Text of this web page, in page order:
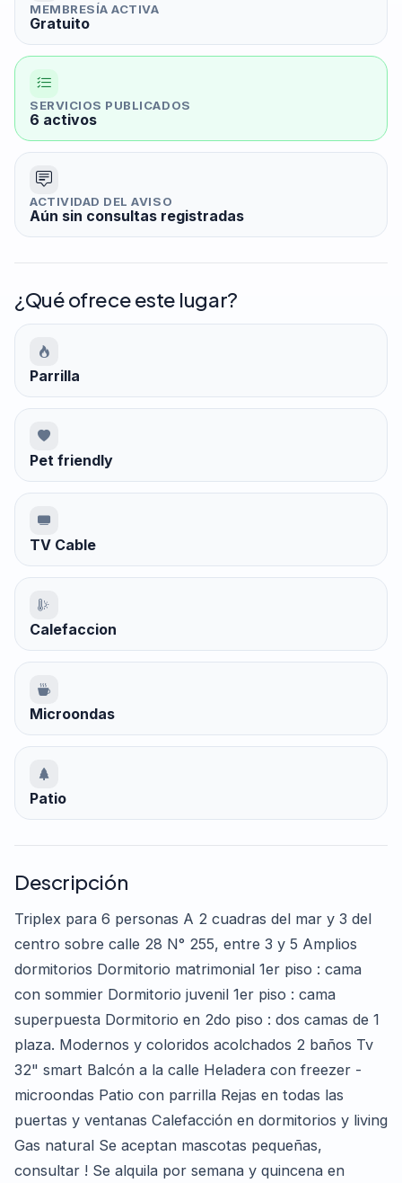
MEMBRESÍA ACTIVA
Gratuito
SERVICIOS PUBLICADOS
6 activos
ACTIVIDAD DEL AVISO
Aún sin consultas registradas
¿Qué ofrece este lugar?
Parrilla
Pet friendly
TV Cable
Calefaccion
Microondas
Patio
Descripción
Triplex para 6 personas A 2 cuadras del mar y 3 del
centro sobre calle 28 N° 255, entre 3 y 5 Amplios
dormitorios Dormitorio matrimonial 1er piso : cama
con sommier Dormitorio juvenil 1er piso : cama
superpuesta Dormitorio en 2do piso : dos camas de 1
plaza. Modernos y coloridos acolchados 2 baños Tv
32" smart Balcón a la calle Heladera con freezer -
microondas Patio con parrilla Rejas en todas las
puertas y ventanas Calefacción en dormitorios y living
Gas natural Se aceptan mascotas pequeñas,
consultar ! Se alquila por semana y quincena en